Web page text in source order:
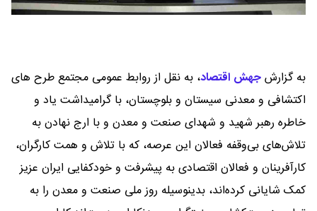
به گزارشجهش اقتصاد، به نقل از روابط عمومی مجتمع طرح های
اکتشافی و معدنی سیستان و بلوچستان، با گرامیداشت یاد و
خاطره رهبر شهید و شهدای صنعت و معدن و با ارج نهادن به
تلاش‌های بی‌وقفه فعالان این عرصه، که با تلاش و همت کارگران،
کارآفرینان و فعالان اقتصادی به پیشرفت و خودکفایی ایران عزیز
کمک شایانی کرده‌اند، بدینوسیله روز ملی صنعت و معدن را به